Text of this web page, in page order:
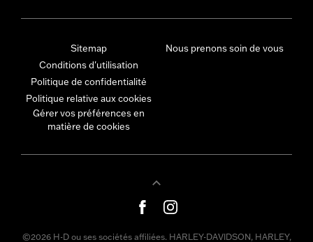
Sitemap
Conditions d'utilisation
Politique de confidentialité
Politique relative aux cookies
Gérer vos préférences en
matière de cookies
Nous prenons soin de vous
©2026 H-D ou ses sociétés affiliées. HARLEY-DAVIDSON, HARLEY,